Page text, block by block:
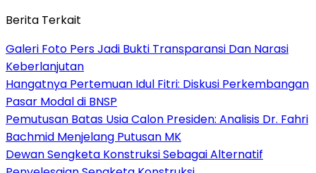
Berita Terkait
Galeri Foto Pers Jadi Bukti Transparansi Dan Narasi
Keberlanjutan
Hangatnya Pertemuan Idul Fitri: Diskusi Perkembangan
Pasar Modal di BNSP
Pemutusan Batas Usia Calon Presiden: Analisis Dr. Fahri
Bachmid Menjelang Putusan MK
Dewan Sengketa Konstruksi Sebagai Alternatif